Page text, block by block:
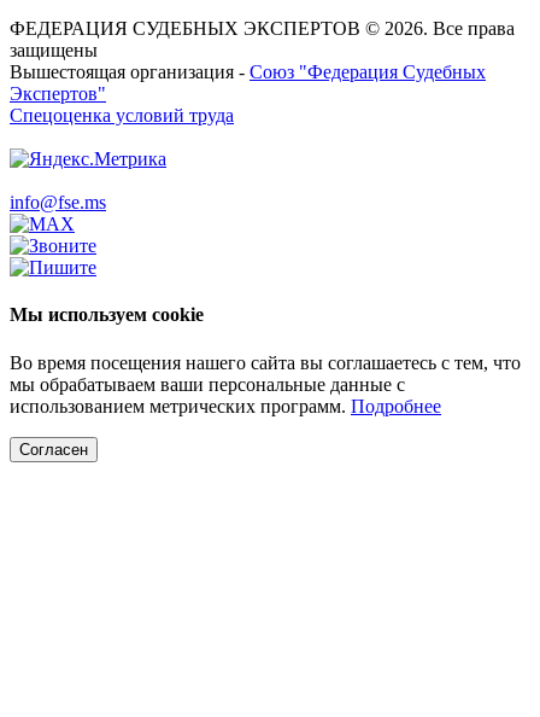
ФЕДЕРАЦИЯ СУДЕБНЫХ ЭКСПЕРТОВ © 2026. Все права
защищены
Вышестоящая организация - Союз "Федерация Судебных
Экспертов"
Спецоценка условий труда
info@fse.ms
Мы используем cookie
Во время посещения нашего сайта вы соглашаетесь с тем, что
мы обрабатываем ваши персональные данные с
использованием метрических программ. Подробнее
Согласен